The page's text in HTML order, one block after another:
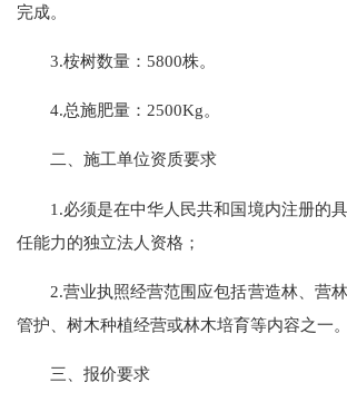
完成。
3.桉树数量：5800株。
4.总施肥量：2500Kg。
二、施工单位资质要求
1.必须是在中华人民共和国境内注册的具
任能力的独立法人资格；
2.营业执照经营范围应包括营造林、营林
管护、树木种植经营或林木培育等内容之一。
三、报价要求